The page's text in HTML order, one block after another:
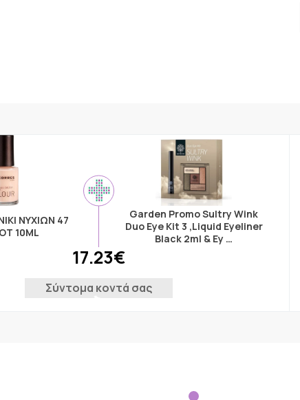
ΝΥΧΙΩΝ 47
10ML
Garden Promo Sultry Wink
Duo Eye Kit 3 ,Liquid Eyeliner
Black 2ml & Ey …
17.23€
Σύντομα κοντά σας